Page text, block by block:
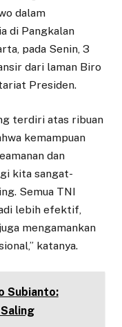
dalam
di Pangkalan
pada Senin, 3
dari laman Biro
Presiden.
terdiri atas ribuan
kemampuan
dan
kita sangat-
Semua TNI
lebih efektif,
mengamankan
katanya.
Subianto: